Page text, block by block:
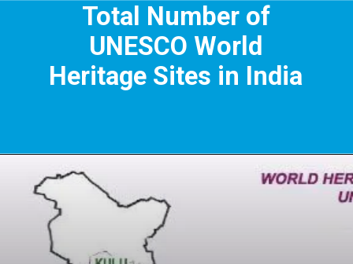
Total Number of
UNESCO World
Heritage Sites in India